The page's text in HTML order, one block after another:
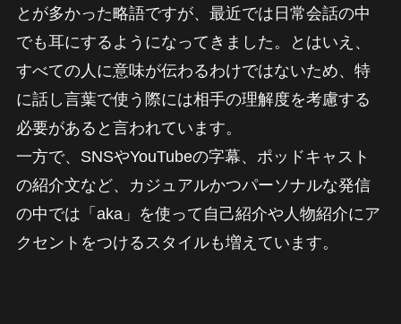
とが多かった略語ですが、最近では日常会話の中
でも耳にするようになってきました。とはいえ、
すべての人に意味が伝わるわけではないため、特
に話し言葉で使う際には相手の理解度を考慮する
必要があると言われています。
一方で、SNSやYouTubeの字幕、ポッドキャスト
の紹介文など、カジュアルかつパーソナルな発信
の中では「aka」を使って自己紹介や人物紹介にア
クセントをつけるスタイルも増えています。